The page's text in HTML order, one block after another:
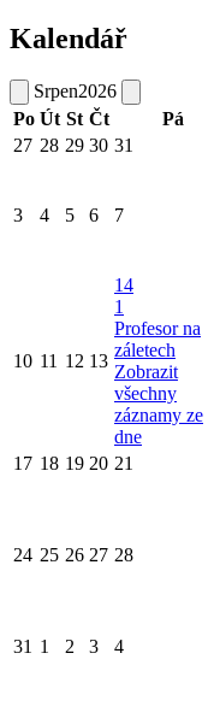
Kalendář
Srpen2026
Po Út St Čt Pá
27 28 29 30 31
3 4 5 6 7
10 11 12 13
14
1
Profesor na
záletech
Zobrazit
všechny
záznamy ze
dne
17 18 19 20 21
24 25 26 27 28
31 1 2 3 4